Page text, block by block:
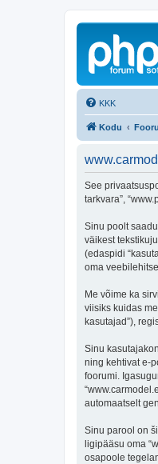
KKK
Kodu
See
tarkvara”,
Sinu poolt
väikest
(edaspidi
oma
Me võime ka
viisiks kuidas
kasutajad”),
Sinu
ning kehtivat e-
foorumi.
automaatselt
Sinu parool on
ligipääsu oma
osapoole